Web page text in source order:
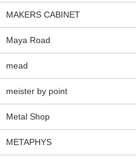
MAKERS CABINET
Maya Road
mead
meister by point
Metal Shop
METAPHYS